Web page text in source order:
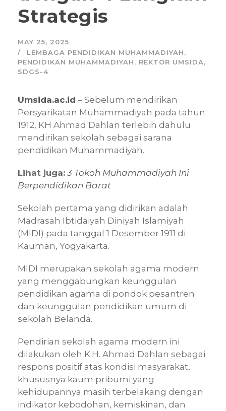
Strategis
MAY 25, 2025
LEMBAGA PENDIDIKAN MUHAMMADIYAH,
PENDIDIKAN MUHAMMADIYAH, REKTOR UMSIDA,
SDGS-4
Umsida.ac.id – ​Sebelum mendirikan
Persyarikatan Muhammadiyah pada tahun
1912, KH Ahmad Dahlan terlebih dahulu
mendirikan sekolah sebagai sarana
pendidikan Muhammadiyah.
Lihat juga:3 Tokoh Muhammadiyah Ini
Berpendidikan Barat
Sekolah pertama yang didirikan adalah
Madrasah Ibtidaiyah Diniyah Islamiyah
(MIDI) pada tanggal 1 Desember 1911 di
Kauman, Yogyakarta.
MIDI merupakan sekolah agama modern
yang menggabungkan keunggulan
pendidikan agama di pondok pesantren
dan keunggulan pendidikan umum di
sekolah Belanda.
Pendirian sekolah agama modern ini
dilakukan oleh K.H. Ahmad Dahlan sebagai
respons positif atas kondisi masyarakat,
khususnya kaum pribumi yang
kehidupannya masih terbelakang dengan
indikator kebodohan, kemiskinan, dan